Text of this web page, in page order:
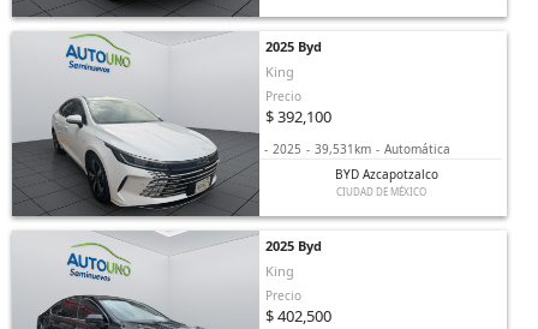
2025 Byd
King
Precio
$ 392,100
- 2025 - 39,531km - Automática
BYD Azcapotzalco
CIUDAD DE MÉXICO
2025 Byd
King
Precio
$ 402,500